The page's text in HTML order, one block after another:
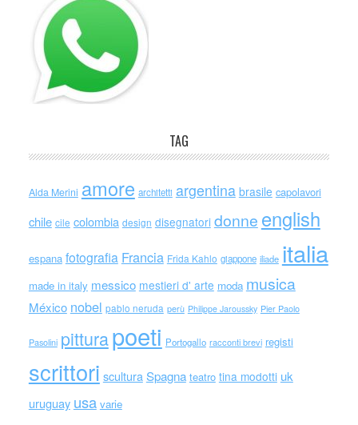
TAG
Alda Merini amore architetti argentina brasile capolavori
chile cile colombia design disegnatori donne english
espana fotografia Francia Frida Kahlo giappone iliade italia
made in italy messico mestieri d' arte moda musica
México nobel pablo neruda perù Philippe Jaroussky Pier Paolo
Pasolini pitturapoeti Portogallo racconti brevi registi
scrittori scultura Spagna teatro tina modotti uk
uruguay usa varie